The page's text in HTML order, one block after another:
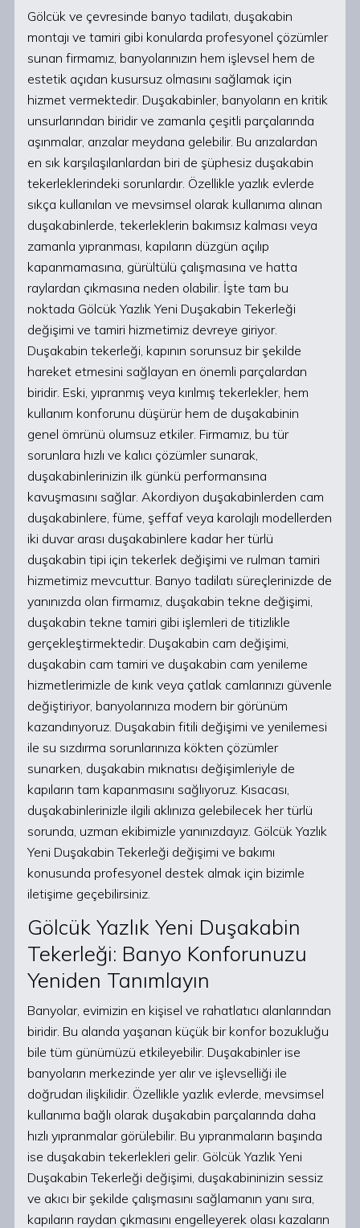
Gölcük ve çevresinde banyo tadilatı, duşakabin
montajı ve tamiri gibi konularda profesyonel çözümler
sunan firmamız, banyolarınızın hem işlevsel hem de
estetik açıdan kusursuz olmasını sağlamak için
hizmet vermektedir. Duşakabinler, banyoların en kritik
unsurlarından biridir ve zamanla çeşitli parçalarında
aşınmalar, arızalar meydana gelebilir. Bu arızalardan
en sık karşılaşılanlardan biri de şüphesiz duşakabin
tekerleklerindeki sorunlardır. Özellikle yazlık evlerde
sıkça kullanılan ve mevsimsel olarak kullanıma alınan
duşakabinlerde, tekerleklerin bakımsız kalması veya
zamanla yıpranması, kapıların düzgün açılıp
kapanmamasına, gürültülü çalışmasına ve hatta
raylardan çıkmasına neden olabilir. İşte tam bu
noktada Gölcük Yazlık Yeni Duşakabin Tekerleği
değişimi ve tamiri hizmetimiz devreye giriyor.
Duşakabin tekerleği, kapının sorunsuz bir şekilde
hareket etmesini sağlayan en önemli parçalardan
biridir. Eski, yıpranmış veya kırılmış tekerlekler, hem
kullanım konforunu düşürür hem de duşakabinin
genel ömrünü olumsuz etkiler. Firmamız, bu tür
sorunlara hızlı ve kalıcı çözümler sunarak,
duşakabinlerinizin ilk günkü performansına
kavuşmasını sağlar. Akordiyon duşakabinlerden cam
duşakabinlere, füme, şeffaf veya karolajlı modellerden
iki duvar arası duşakabinlere kadar her türlü
duşakabin tipi için tekerlek değişimi ve rulman tamiri
hizmetimiz mevcuttur. Banyo tadilatı süreçlerinizde de
yanınızda olan firmamız, duşakabin tekne değişimi,
duşakabin tekne tamiri gibi işlemleri de titizlikle
gerçekleştirmektedir. Duşakabin cam değişimi,
duşakabin cam tamiri ve duşakabin cam yenileme
hizmetlerimizle de kırık veya çatlak camlarınızı güvenle
değiştiriyor, banyolarınıza modern bir görünüm
kazandırıyoruz. Duşakabin fitili değişimi ve yenilemesi
ile su sızdırma sorunlarınıza kökten çözümler
sunarken, duşakabin mıknatısı değişimleriyle de
kapıların tam kapanmasını sağlıyoruz. Kısacası,
duşakabinlerinizle ilgili aklınıza gelebilecek her türlü
sorunda, uzman ekibimizle yanınızdayız. Gölcük Yazlık
Yeni Duşakabin Tekerleği değişimi ve bakımı
konusunda profesyonel destek almak için bizimle
iletişime geçebilirsiniz.
Gölcük Yazlık Yeni Duşakabin
Tekerleği: Banyo Konforunuzu
Yeniden Tanımlayın
Banyolar, evimizin en kişisel ve rahatlatıcı alanlarından
biridir. Bu alanda yaşanan küçük bir konfor bozukluğu
bile tüm günümüzü etkileyebilir. Duşakabinler ise
banyoların merkezinde yer alır ve işlevselliği ile
doğrudan ilişkilidir. Özellikle yazlık evlerde, mevsimsel
kullanıma bağlı olarak duşakabin parçalarında daha
hızlı yıpranmalar görülebilir. Bu yıpranmaların başında
ise duşakabin tekerlekleri gelir. Gölcük Yazlık Yeni
Duşakabin Tekerleği değişimi, duşakabininizin sessiz
ve akıcı bir şekilde çalışmasını sağlamanın yanı sıra,
kapıların raydan çıkmasını engelleyerek olası kazaların